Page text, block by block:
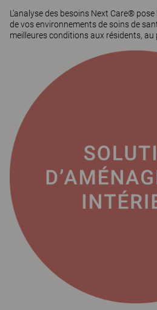
L’analyse des besoins Next Care®
de vos environnements de soins de
meilleures conditions aux résidents, au